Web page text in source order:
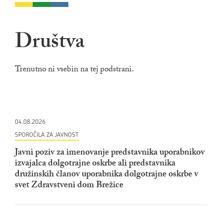
Društva
Trenutno ni vsebin na tej podstrani.
04.08.2026
SPOROČILA ZA JAVNOST
Javni poziv za imenovanje predstavnika uporabnikov
izvajalca dolgotrajne oskrbe ali predstavnika
družinskih članov uporabnika dolgotrajne oskrbe v
svet Zdravstveni dom Brežice